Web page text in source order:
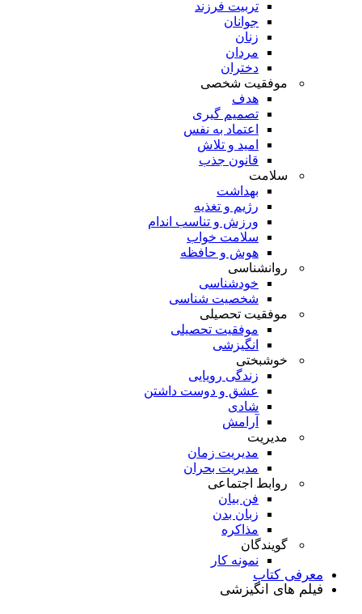
تربیت فرزند
جوانان
زنان
مردان
دختران
موفقیت شخصی
هدف
تصمیم گیری
اعتماد به نفس
امید و تلاش
قانون جذب
سلامت
بهداشت
رژیم و تغذیه
ورزش و تناسب اندام
سلامت خواب
هوش و حافظه
روانشناسی
خودشناسی
شخصیت شناسی
موفقیت تحصیلی
موفقیت تحصیلی
انگیزشی
خوشبختی
زندگی رویایی
عشق و دوست داشتن
شادی
آرامش
مدیریت
مدیریت زمان
مدیریت بحران
روابط اجتماعی
فن بیان
زبان بدن
مذاکره
گویندگان
نمونه کار
معرفی کتاب
فیلم های انگیزشی